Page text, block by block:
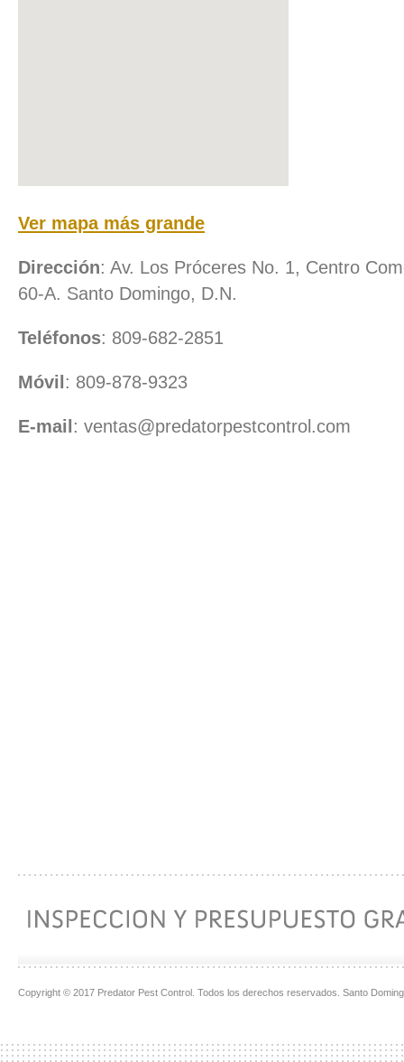
Ver mapa más grande
Dirección: Av. Los Próceres No. 1, Centro
60-A. Santo Domingo, D.N.
Teléfonos: 809-682-2851
Móvil: 809-878-9323
E-mail: ventas@predatorpestcontrol.com
Copyright © 2017 Predator Pest Control. Todos los derechos reservados. Santo